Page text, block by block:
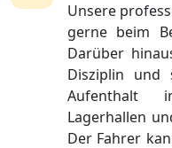
Unsere
gerne beim
Darüber
Disziplin
Aufenthalt
Lagerhallen
Der Fahrer